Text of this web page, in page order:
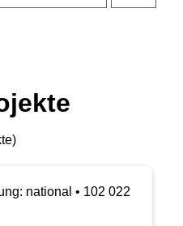
national • 102 022